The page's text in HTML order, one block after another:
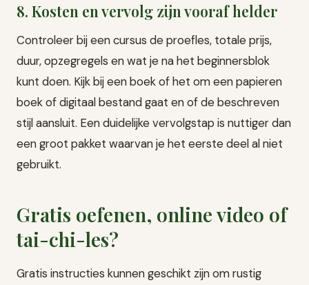
8. Kosten en vervolg zijn vooraf helder
Controleer bij een cursus de proefles, totale prijs,
duur, opzegregels en wat je na het beginnersblok
kunt doen. Kijk bij een boek of het om een papieren
boek of digitaal bestand gaat en of de beschreven
stijl aansluit. Een duidelijke vervolgstap is nuttiger dan
een groot pakket waarvan je het eerste deel al niet
gebruikt.
Gratis oefenen, online video of
tai-chi-les?
Gratis instructies kunnen geschikt zijn om rustig